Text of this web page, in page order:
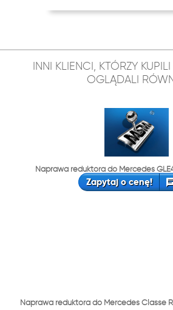
INNI KLIENCI, KTÓRZY
OGLĄDALI
Naprawa reduktora do Mercedes
Zapytaj o cenę!
Naprawa reduktora do Mercedes Classe